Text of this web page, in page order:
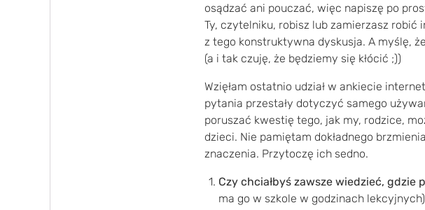
osądzać ani pouczać, więc napiszę po
Ty, czytelniku, robisz lub zamierzasz robić
z tego konstruktywna dyskusja. A myślę,
(a i tak czuję, że będziemy się kłócić ;))
Wzięłam ostatnio udział w ankiecie
pytania przestały dotyczyć samego
poruszać kwestię tego, jak my, rodzice,
dzieci. Nie pamiętam dokładnego
znaczenia. Przytoczę ich sedno.
Czy chciałbyś zawsze wiedzieć, gdzie
ma go w szkole w godzinach lekcyjnych)